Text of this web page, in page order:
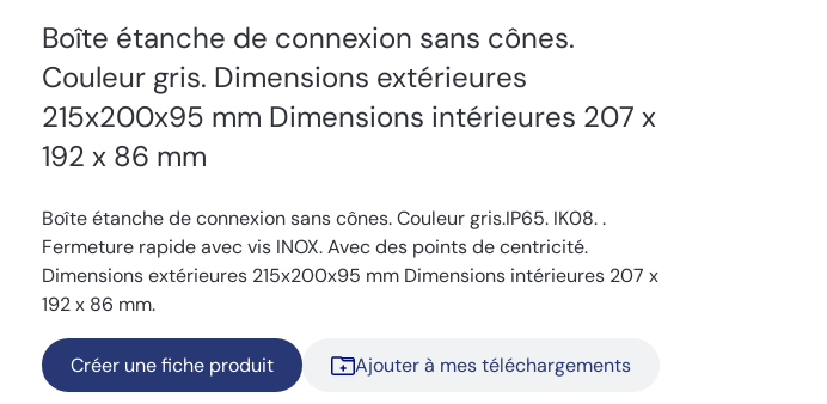
Boîte étanche de connexion sans cônes.
Couleur gris. Dimensions extérieures
215x200x95 mm Dimensions intérieures 207 x
192 x 86 mm
Boîte étanche de connexion sans cônes. Couleur gris.IP65. IK08. .
Fermeture rapide avec vis INOX. Avec des points de centricité.
Dimensions extérieures 215x200x95 mm Dimensions intérieures 207 x
192 x 86 mm.
Créer une fiche produit Ajouter à mes téléchargements